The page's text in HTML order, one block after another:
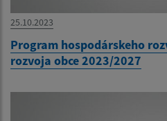
25.10.2023
Program hospodárskeho
rozvoja obce 2023/2027